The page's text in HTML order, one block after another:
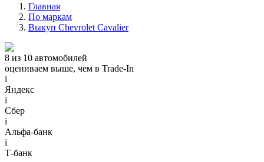
Главная
По маркам
Выкуп Chevrolet Cavalier
8 из 10 автомобилей
оцениваем выше, чем в Trade‑In
i
Яндекс
i
Сбер
i
Альфа-банк
i
Т-банк